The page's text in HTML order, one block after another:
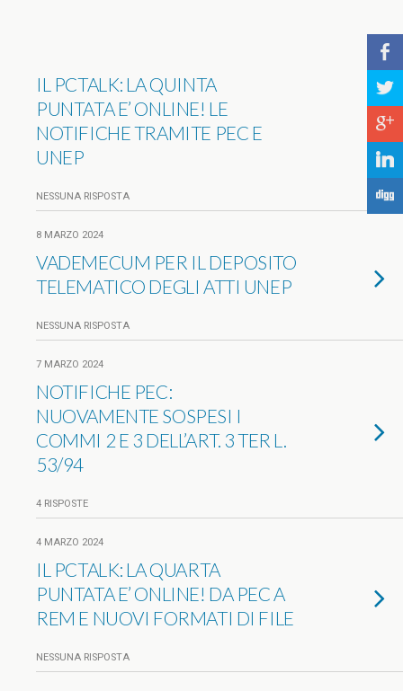
IL PCTALK: LA QUINTA
PUNTATA E’ ONLINE! LE
NOTIFICHE TRAMITE PEC E
UNEP
NESSUNA RISPOSTA
8 MARZO 2024
VADEMECUM PER IL DEPOSITO
TELEMATICO DEGLI ATTI UNEP
NESSUNA RISPOSTA
7 MARZO 2024
NOTIFICHE PEC:
NUOVAMENTE SOSPESI I
COMMI 2 E 3 DELL’ART. 3 TER L.
53/94
4 RISPOSTE
4 MARZO 2024
IL PCTALK: LA QUARTA
PUNTATA E’ ONLINE! DA PEC A
REM E NUOVI FORMATI DI FILE
NESSUNA RISPOSTA
b
a
c
j
F